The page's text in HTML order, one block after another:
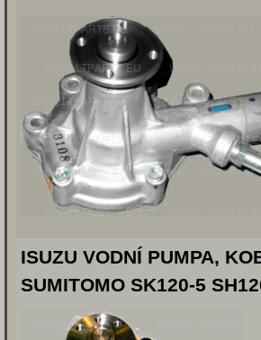
ISUZU VODNÍ PUMPA,
SUMITOMO SK120-5